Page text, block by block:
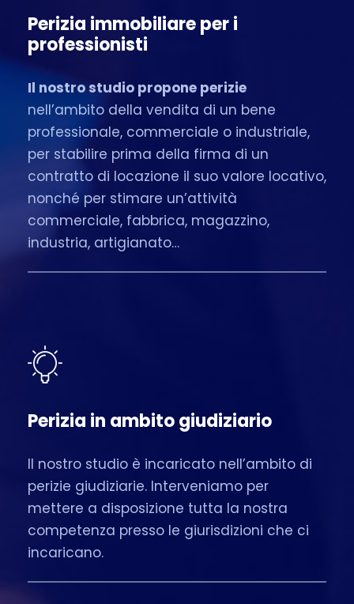
Perizia immobiliare per i
professionisti
Il nostro studio propone perizie
nell’ambito della vendita di un bene
professionale, commerciale o industriale,
per stabilire prima della firma di un
contratto di locazione il suo valore locativo,
nonché per stimare un’attività
commerciale, fabbrica, magazzino,
industria, artigianato…
Perizia in ambito giudiziario
Il nostro studio è incaricato nell’ambito di
perizie giudiziarie. Interveniamo per
mettere a disposizione tutta la nostra
competenza presso le giurisdizioni che ci
incaricano.